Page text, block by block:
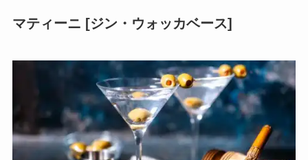
マティーニ [ジン・ウォッカベース]